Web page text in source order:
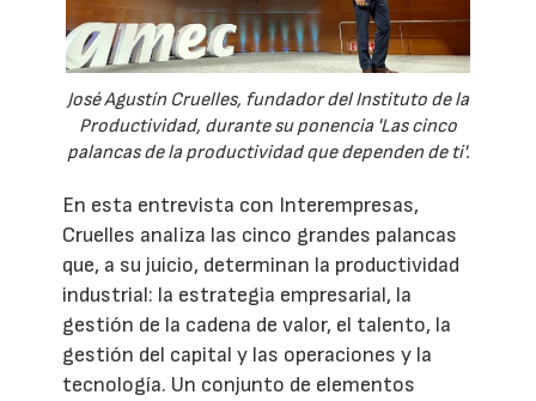
José Agustín Cruelles, fundador del Instituto de la
Productividad, durante su ponencia 'Las cinco
palancas de la productividad que dependen de ti'.
En esta entrevista con Interempresas,
Cruelles analiza las cinco grandes palancas
que, a su juicio, determinan la productividad
industrial: la estrategia empresarial, la
gestión de la cadena de valor, el talento, la
gestión del capital y las operaciones y la
tecnología. Un conjunto de elementos